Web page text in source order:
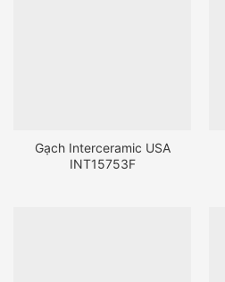
Gạch Interceramic USA
INT15753F